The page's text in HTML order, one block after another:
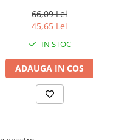
66,09 Lei
45,65 Lei
IN STOC
ADAUGA IN COS